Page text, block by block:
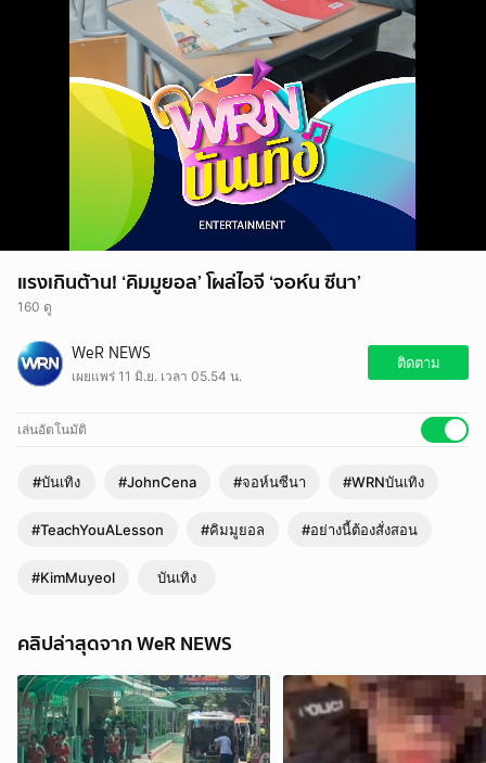
แรงเกินต้าน! ‘คิมมูยอล’ โผล่ไอจี ‘จอห์น ซีนา’
160 ดู
WeR NEWS
เผยแพร่ 11 มิ.ย. เวลา 05.54 น.
ติดตาม
เล่นอัตโนมัติ
#บันเทิง #JohnCena #จอห์นซีนา #WRNบันเทิง
#TeachYouALesson #คิมมูยอล #อย่างนี้ต้องสั่งสอน
#KimMuyeol บันเทิง
คลิปล่าสุดจาก WeR NEWS